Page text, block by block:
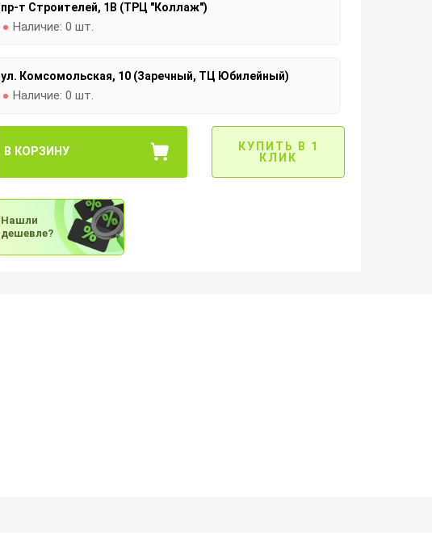
пр-т Строителей, 1В (ТРЦ "Коллаж")
Наличие: 0 шт.
ул. Комсомольская, 10 (Заречный, ТЦ Юбилейный)
Наличие: 0 шт.
В КОРЗИНУ
КУПИТЬ В 1
КЛИК
Нашли
дешевле?